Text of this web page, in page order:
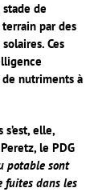
de
par des
Ces
nutriments à
elle,
le PDG
potable sont
fuites dans les